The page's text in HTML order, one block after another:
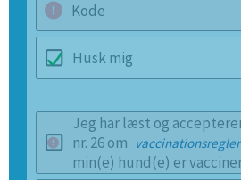
Kode
Husk mig
Jeg har læst og
nr. 26 om vaccinationsregler
min(e) hund(e) er